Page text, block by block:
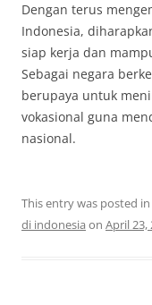
Dengan terus
Indonesia,
siap kerja dan
Sebagai negara
berupaya untuk
vokasional guna
nasional.
This entry was posted in
di indonesia on April 23,